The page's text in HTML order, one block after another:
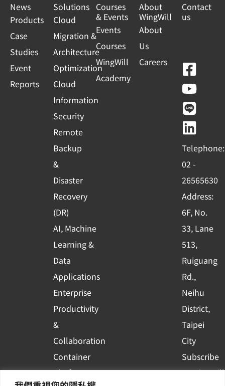
News
Products
Case
Studies
Event
Reports
Solutions
Cloud
Migration &
Architecture
Optimization
Cloud
Information
Security
Remote
Backup
&
Disaster
Recovery
(DR)
AI, Machine
Learning &
Data
Applications
Enterprise
Productivity
&
Collaboration
Container
Platform
Courses
& Events
Events
Courses
WingWill
Academy
About
WingWill
About
Us
Careers
Contact
us
F
a
c
e
b
o
o
k
-
s
q
u
a
r
e
Y
o
u
t
u
b
e
L
i
n
e
L
i
n
k
e
d
i
n
Telephone:
02 -
26565630
Address:
6F, No.
33, Lane
513,
Ruiguang
Rd.,
Neihu
District,
Taipei
City
Subscribe
to WingWill